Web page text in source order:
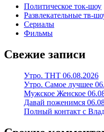
Политическое ток-шоу
Развлекательные тв-
Сериалы
Фильмы
Свежие записи
Утро. ТНТ 06.08.2026
Утро. Самое лучшее
Мужское Женское
Давай поженимся
Полный контакт с